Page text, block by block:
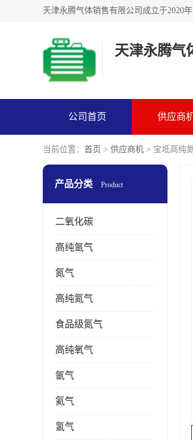
天津永腾气
公司首页 供应商
当前位置： 首页 > 供应商机 > 宝坻高纯
产品分类 Product
二氧化碳
高纯氩气
氮气
高纯氮气
食品级氮气
高纯氧气
氩气
氦气
氢气